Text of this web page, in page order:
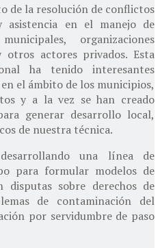
de la resolución de conflictos
asistencia en el manejo de
organizaciones
actores privados. Esta
ha tenido interesantes
el ámbito de los municipios,
y a la vez se han creado
generar desarrollo local,
de nuestra técnica.
una línea de
para formular modelos de
sobre derechos de
de contaminación del
por servidumbre de paso